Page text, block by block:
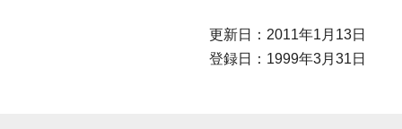
更新日：2011年1月13日
登録日：1999年3月31日